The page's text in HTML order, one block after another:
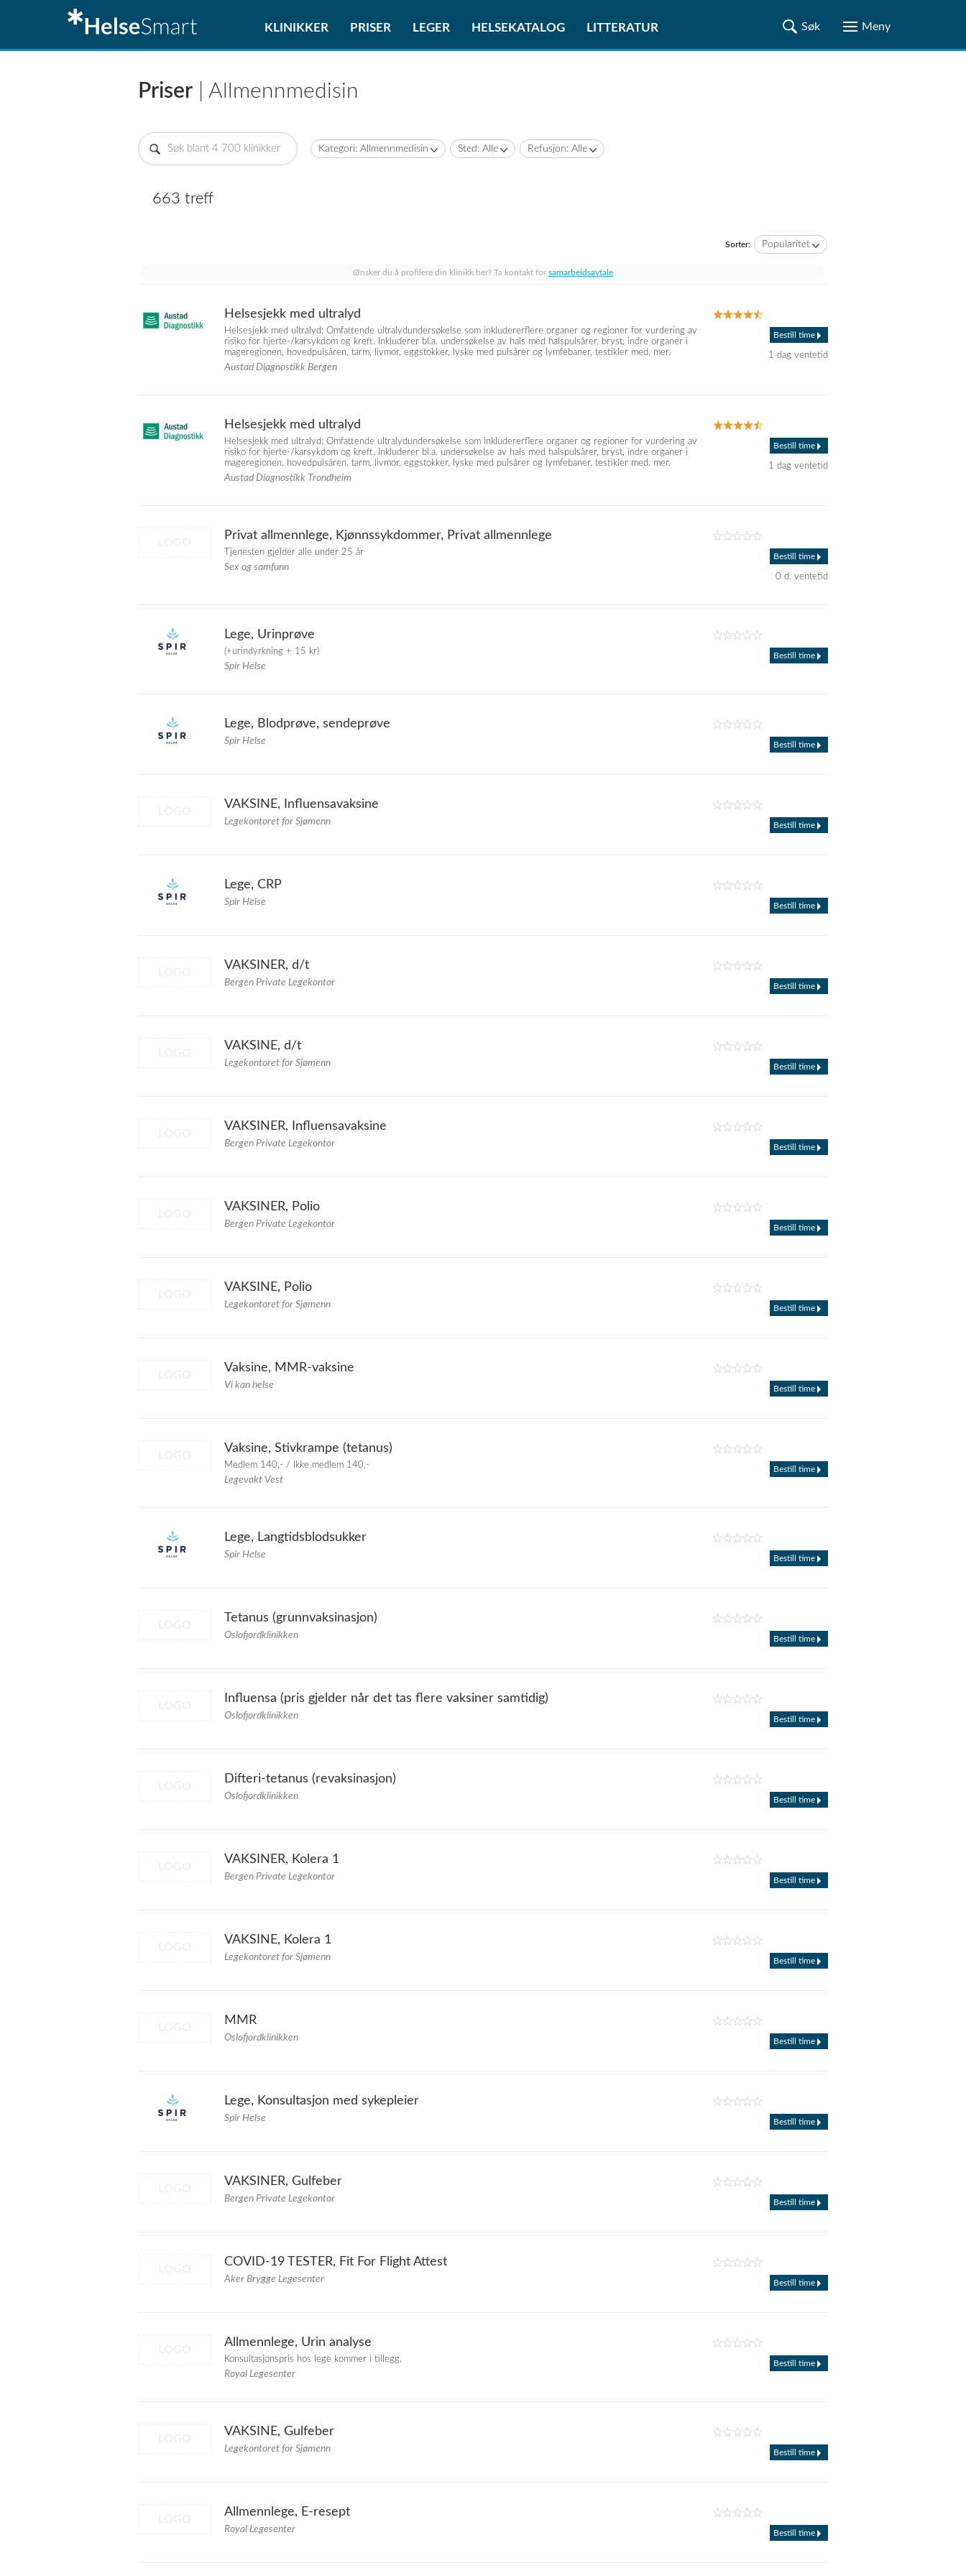
KLINIKKER PRISER LEGER HELSEKATALOG LITTERATUR
Priser | Allmennmedisin
Kategori: Allmennmedisin Sted: Alle Refusjon: Alle
663 treff
Sorter: Popularitet
Ønsker du å profilere din klinikk her? Ta kontakt for samarbeidsavtale
Helsesjekk med ultralyd
Helsesjekk med ultralyd: Omfattende ultralydundersøkelse som inkludererflere organer og regioner for vurdering av
risiko for hjerte-/karsykdom og kreft. Inkluderer bl.a. undersøkelse av hals med halspulsårer, bryst, indre organer i
mageregionen, hovedpulsåren, tarm, livmor, eggstokker, lyske med pulsårer og lymfebaner, testikler med. mer.
Austad Diagnostikk Bergen
Bestill time
1 dag ventetid
Helsesjekk med ultralyd
Helsesjekk med ultralyd: Omfattende ultralydundersøkelse som inkludererflere organer og regioner for vurdering av
risiko for hjerte-/karsykdom og kreft. Inkluderer bl.a. undersøkelse av hals med halspulsårer, bryst, indre organer i
mageregionen, hovedpulsåren, tarm, livmor, eggstokker, lyske med pulsårer og lymfebaner, testikler med. mer.
Austad Diagnostikk Trondheim
Bestill time
1 dag ventetid
Privat allmennlege, Kjønnssykdommer, Privat allmennlege
Tjenesten gjelder alle under 25 år
Sex og samfunn
Bestill time
0 d. ventetid
Lege, Urinprøve
(+urindyrkning + 15 kr)
Spir Helse
Bestill time
Lege, Blodprøve, sendeprøve
Spir Helse Bestill time
VAKSINE, Influensavaksine
Legekontoret for Sjømenn Bestill time
Lege, CRP
Spir Helse Bestill time
VAKSINER, d/t
Bergen Private Legekontor Bestill time
VAKSINE, d/t
Legekontoret for Sjømenn Bestill time
VAKSINER, Influensavaksine
Bergen Private Legekontor Bestill time
VAKSINER, Polio
Bergen Private Legekontor Bestill time
VAKSINE, Polio
Legekontoret for Sjømenn Bestill time
Vaksine, MMR-vaksine
Vi kan helse Bestill time
Vaksine, Stivkrampe (tetanus)
Medlem 140,- / Ikke medlem 140,-
Legevakt Vest
Bestill time
Lege, Langtidsblodsukker
Spir Helse Bestill time
Tetanus (grunnvaksinasjon)
Oslofjordklinikken Bestill time
Influensa (pris gjelder når det tas flere vaksiner samtidig)
Oslofjordklinikken Bestill time
Difteri-tetanus (revaksinasjon)
Oslofjordklinikken Bestill time
VAKSINER, Kolera 1
Bergen Private Legekontor Bestill time
VAKSINE, Kolera 1
Legekontoret for Sjømenn Bestill time
MMR
Oslofjordklinikken Bestill time
Lege, Konsultasjon med sykepleier
Spir Helse Bestill time
VAKSINER, Gulfeber
Bergen Private Legekontor Bestill time
COVID-19 TESTER, Fit For Flight Attest
Aker Brygge Legesenter Bestill time
Allmennlege, Urin analyse
Konsultasjonspris hos lege kommer i tillegg.
Royal Legesenter
Bestill time
VAKSINE, Gulfeber
Legekontoret for Sjømenn Bestill time
Allmennlege, E-resept
Royal Legesenter Bestill time